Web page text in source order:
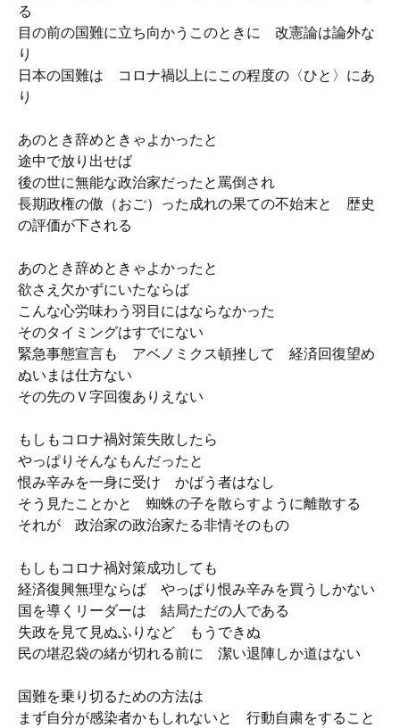
る
目の前の国難に立ち向かうこのときに 改憲論は論外な
り
日本の国難は コロナ禍以上にこの程度の〈ひと〉にあ
り
あのとき辞めときゃよかったと
途中で放り出せば
後の世に無能な政治家だったと罵倒され
長期政権の傲（おご）った成れの果ての不始末と 歴史
の評価が下される
あのとき辞めときゃよかったと
欲さえ欠かずにいたならば
こんな心労味わう羽目にはならなかった
そのタイミングはすでにない
緊急事態宣言も アベノミクス頓挫して 経済回復望め
ぬいまは仕方ない
その先のＶ字回復ありえない
もしもコロナ禍対策失敗したら
やっぱりそんなもんだったと
恨み辛みを一身に受け かばう者はなし
そう見たことかと 蜘蛛の子を散らすように離散する
それが 政治家の政治家たる非情そのもの
もしもコロナ禍対策成功しても
経済復興無理ならば やっぱり恨み辛みを買うしかない
国を導くリーダーは 結局ただの人である
失政を見て見ぬふりなど もうできぬ
民の堪忍袋の緒が切れる前に 潔い退陣しか道はない
国難を乗り切るための方法は
まず自分が感染者かもしれないと 行動自粛をすること